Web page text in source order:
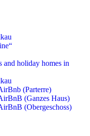
and holiday homes in
(Parterre)
(Ganzes Haus)
(Obergeschoss)